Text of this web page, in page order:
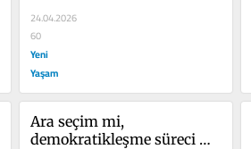
24.04.2026
60
Yeni
Yaşam
Ara seçim mi,
demokratikleşme süreci